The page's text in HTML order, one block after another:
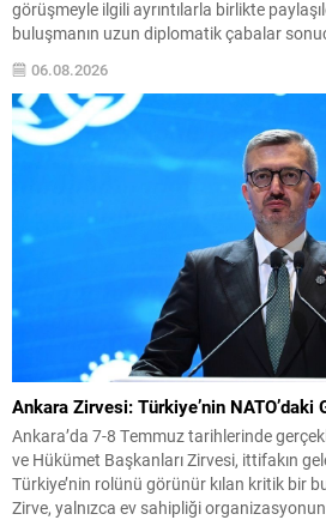
görüşmeyle ilgili ayrıntılarla birlikte
buluşmanın uzun diplomatik çabalar
dışında yapıldığını ileri sürdü. Habere
beklenmiş; izin verildikten sonra da
06.08.2026
Ankara Zirvesi: Türkiye’nin NATO’daki
Ankara’da 7-8 Temmuz tarihlerinde
ve Hükümet Başkanları Zirvesi, ittifakın
Türkiye’nin rolünü görünür kılan kritik bir
Zirve, yalnızca ev sahipliği